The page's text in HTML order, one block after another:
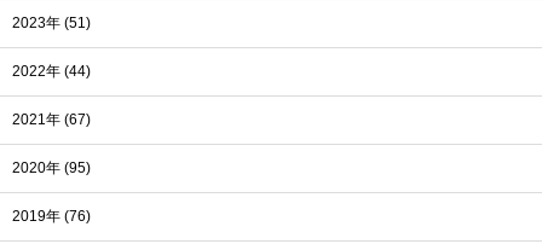
2023年 (51)
2022年 (44)
2021年 (67)
2020年 (95)
2019年 (76)